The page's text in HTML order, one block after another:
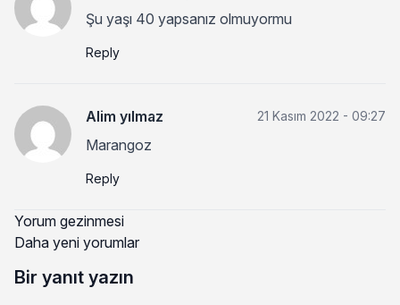
Şu yaşı 40 yapsanız olmuyormu
Reply
Alim yılmaz 21 Kasım 2022 - 09:27
Marangoz
Reply
Yorum gezinmesi
Daha yeni yorumlar
Bir yanıt yazın